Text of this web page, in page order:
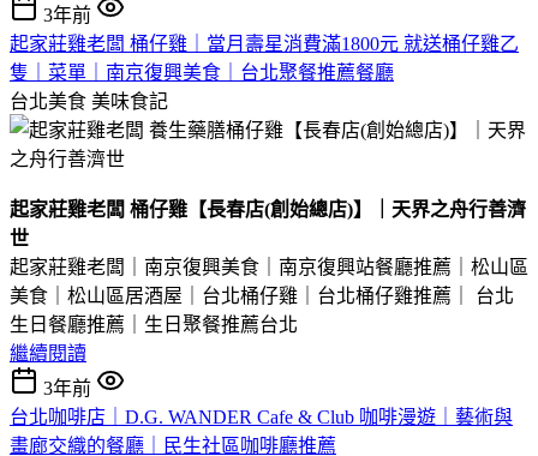
3年前
起家莊雞老闆 桶仔雞｜當月壽星消費滿1800元 就送桶仔雞乙
隻｜菜單｜南京復興美食｜台北聚餐推薦餐廳
台北美食 美味食記
起家莊雞老闆 桶仔雞【長春店(創始總店)】｜天界之舟行善濟
世
起家莊雞老闆｜南京復興美食｜南京復興站餐廳推薦｜松山區
美食｜松山區居酒屋｜台北桶仔雞｜台北桶仔雞推薦｜ 台北
生日餐廳推薦｜生日聚餐推薦台北
繼續閱讀
3年前
台北咖啡店｜D.G. WANDER Cafe & Club 咖啡漫遊｜藝術與
畫廊交織的餐廳｜民生社區咖啡廳推薦